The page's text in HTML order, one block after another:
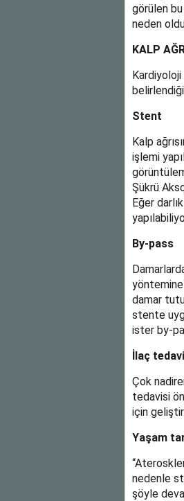
görülen
neden
KALP
Kardiyoloji
Stent
Kalp
işlemi
Şükrü
Eğer
By-pass
yöntemine
damar
stente
ister by-
İlaç
Çok
tedavisi
için
Yaşam
nedenle
şöyle